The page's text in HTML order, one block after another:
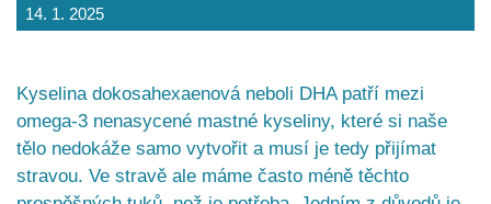
14. 1. 2025
Kyselina dokosahexaenová neboli DHA patří mezi
omega-3 nenasycené mastné kyseliny, které si naše
tělo nedokáže samo vytvořit a musí je tedy přijímat
stravou. Ve stravě ale máme často méně těchto